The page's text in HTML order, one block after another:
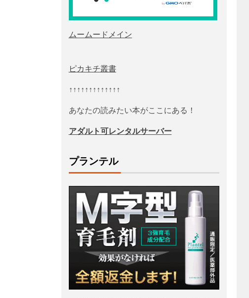
ムームードメイン
ピカキチ叢書
↑↑↑↑↑↑↑↑↑↑↑↑↑
あなたの読みたい本がここにある！
アダルト可レンタルサーバー
プランテル